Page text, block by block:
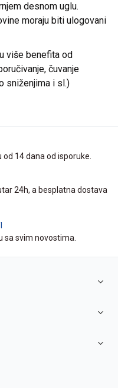
desnom uglu.
moraju biti ulogovani
više benefita od
čuvanje
sniženjima i sl.)
14 dana od isporuke.
24h, a besplatna dostava
sa svim novostima.